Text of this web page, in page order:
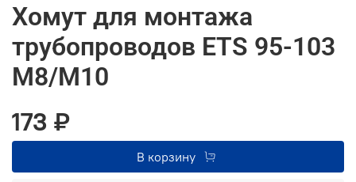
Хомут для монтажа
трубопроводов ETS 95-103
M8/M10
173 ₽
В корзину